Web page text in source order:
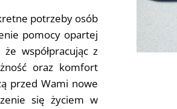
potrzeby osób
pomocy opartej
współpracując z
oraz komfort
przed Wami nowe
się życiem w